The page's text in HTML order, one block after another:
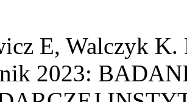
E, Walczyk
2023: